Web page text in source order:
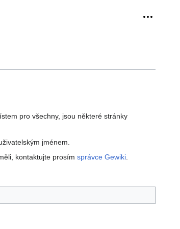
Osobní
pro všechny, jsou některé stránky
jménem.
kontaktujte prosím správce Gewiki.